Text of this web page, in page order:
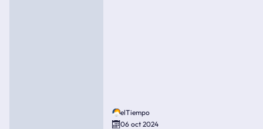
elTiempo
06 oct 2024